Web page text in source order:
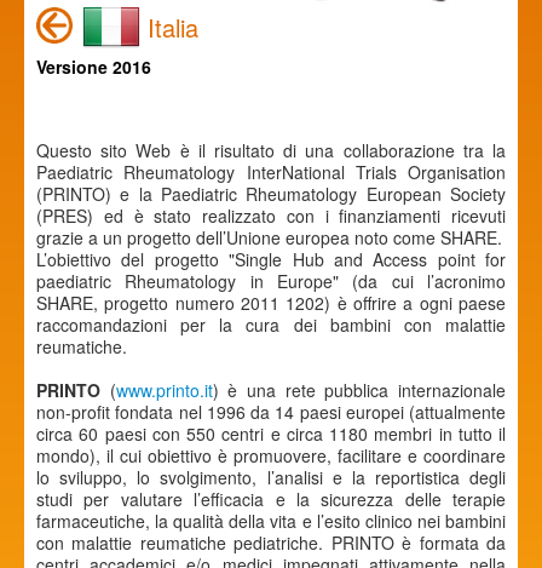
Italia
Versione 2016
Questo sito Web è il risultato di una collaborazione tra la
Paediatric Rheumatology InterNational Trials Organisation
(PRINTO) e la Paediatric Rheumatology European Society
(PRES) ed è stato realizzato con i finanziamenti ricevuti
grazie a un progetto dell’Unione europea noto come SHARE.
L’obiettivo del progetto "Single Hub and Access point for
paediatric Rheumatology in Europe" (da cui l’acronimo
SHARE, progetto numero 2011 1202) è offrire a ogni paese
raccomandazioni per la cura dei bambini con malattie
reumatiche.
PRINTO (www.printo.it) è una rete pubblica internazionale
non-profit fondata nel 1996 da 14 paesi europei (attualmente
circa 60 paesi con 550 centri e circa 1180 membri in tutto il
mondo), il cui obiettivo è promuovere, facilitare e coordinare
lo sviluppo, lo svolgimento, l’analisi e la reportistica degli
studi per valutare l’efficacia e la sicurezza delle terapie
farmaceutiche, la qualità della vita e l’esito clinico nei bambini
con malattie reumatiche pediatriche. PRINTO è formata da